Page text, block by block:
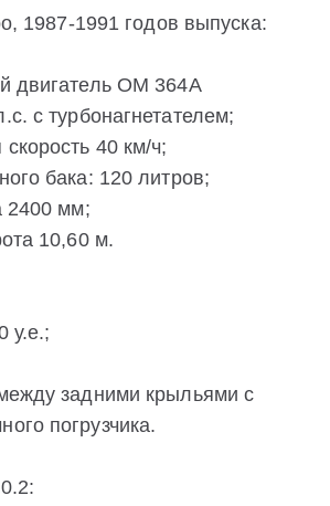
1987-1991 годов выпуска:
двигатель OM 364A
с турбонагнетателем;
40 км/ч;
бака: 120 литров;
2400 мм;
10,60 м.
у.е.;
задними крыльями с
погрузчика.